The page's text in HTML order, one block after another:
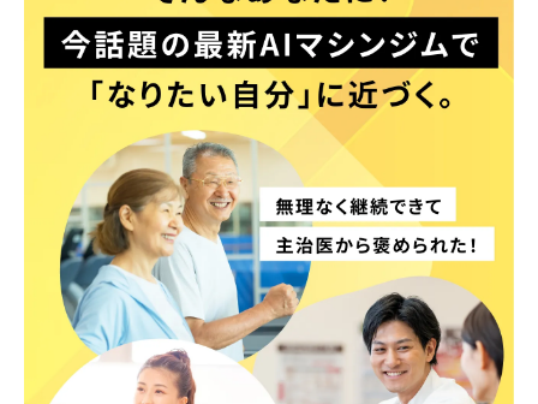
FIT&SMILEとは
ABOUT
アクセス
ACCESS
お知らせ
NEWS
施設紹介
FACILITY
milon / SONIX とは